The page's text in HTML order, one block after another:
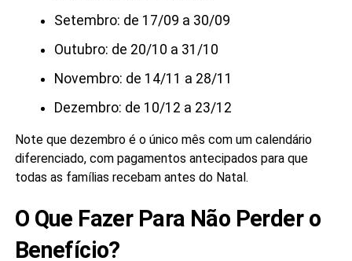
Setembro: de 17/09 a 30/09
Outubro: de 20/10 a 31/10
Novembro: de 14/11 a 28/11
Dezembro: de 10/12 a 23/12
Note que dezembro é o único mês com um calendário
diferenciado, com pagamentos antecipados para que
todas as famílias recebam antes do Natal.
O Que Fazer Para Não Perder o
Benefício?